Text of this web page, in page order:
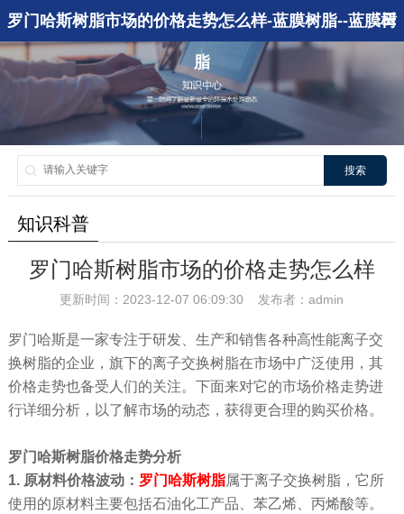
罗门哈斯树脂市场的价格走势怎么样-蓝膜树脂--蓝膜树
脂
搜索
知识科普
罗门哈斯树脂市场的价格走势怎么样
更新时间：2023-12-07 06:09:30 发布者：admin
罗门哈斯是一家专注于研发、生产和销售各种高性能离子交
换树脂的企业，旗下的离子交换树脂在市场中广泛使用，其
价格走势也备受人们的关注。下面来对它的市场价格走势进
行详细分析，以了解市场的动态，获得更合理的购买价格。
罗门哈斯树脂价格走势分析
1. 原材料价格波动： 罗门哈斯树脂属于离子交换树脂，它所
使用的原材料主要包括石油化工产品、苯乙烯、丙烯酸等。